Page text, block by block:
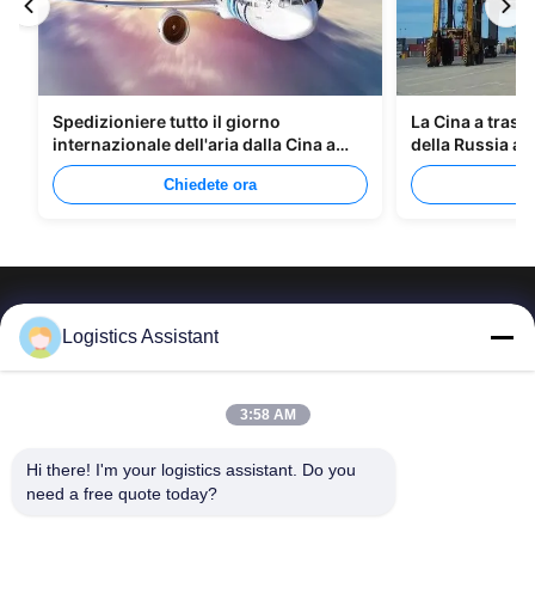
Spedizioniere tutto il giorno
internazionale dell'aria dalla Cina a
Manila
Chiedete ora
La Cina a
della Russia
Sceglici e non ci dimenticherai mai.
Collegamenti
Contattaci
Logistics Assistant
3:58 AM
Hi there! I'm your logistics assistant. Do you
need a free quote today?